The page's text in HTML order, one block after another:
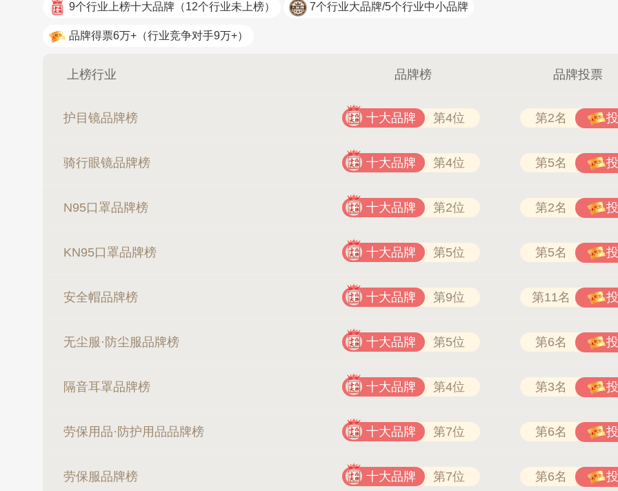
9个行业上榜十大品牌 （12个行业未上榜） 7个行业大品牌/5个行业中小品牌
品牌得票6万+ （行业竞争对手9万+）
上榜行业 品牌榜 品牌投票
护目镜品牌榜 十大品牌 第4位 第2名
骑行眼镜品牌榜 十大品牌 第4位 第5名
N95口罩品牌榜 十大品牌 第2位 第2名
KN95口罩品牌榜 十大品牌 第5位 第5名
安全帽品牌榜 十大品牌 第9位 第11名
无尘服·防尘服品牌榜 十大品牌 第5位 第6名
隔音耳罩品牌榜 十大品牌 第4位 第3名
劳保用品·防护用品品牌榜 十大品牌 第7位 第6名
劳保服品牌榜 十大品牌 第7位 第6名
冰尊BENSHION 4008-276-278 南飞NCNF 0791-88388036